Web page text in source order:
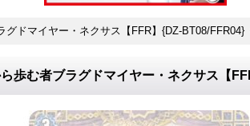
グドマイヤー・ネクサス【FFR】{DZ-BT08/FFR04}
歩む者ブラグドマイヤー・ネクサス【